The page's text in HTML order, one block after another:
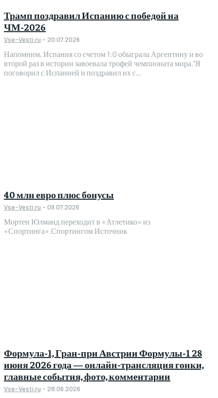
Трамп поздравил Испанию с победой на
ЧМ-2026
Vse-Vesti.ru - 20.07.2026
Напомним, Испания со счетом 1:0 обыграла Аргентину и во
второй раз в истории завоевала трофей чемпионата мира."Я
поговорил с Испанией и поздравил их с...
40 млн евро плюс бонусы
Vse-Vesti.ru - 09.07.2026
Мортен Юлманд переходит в «Атлетико» из
«Спортинга».Спортингом Источник
Формула-1, Гран-при Австрии Формулы-1 28
июня 2026 года — онлайн-трансляция гонки,
главные события, фото, комментарии
Vse-Vesti.ru - 28.06.2026